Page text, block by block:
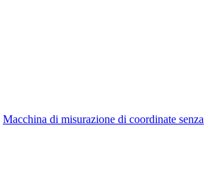
Macchina di misurazione di coordinate senza